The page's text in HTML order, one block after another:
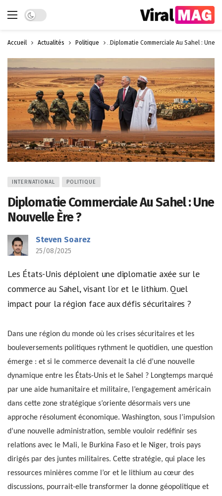
Dark mode
Accueil Actualités Politique Diplomatie Commerciale Au Sahel : Une
INTERNATIONAL POLITIQUE
Diplomatie Commerciale Au Sahel : Une
Nouvelle Ère ?
Steven Soarez
25/08/2025
Les États-Unis déploient une diplomatie axée sur le
commerce au Sahel, visant l’or et le lithium. Quel
impact pour la région face aux défis sécuritaires ?
Dans une région du monde où les crises sécuritaires et les
bouleversements politiques rythment le quotidien, une question
émerge : et si le commerce devenait la clé d’une nouvelle
dynamique entre les États-Unis et le Sahel ? Longtemps marqué
par une aide humanitaire et militaire, l’engagement américain
dans cette zone stratégique s’oriente désormais vers une
approche résolument économique. Washington, sous l’impulsion
d’une nouvelle administration, semble vouloir redéfinir ses
relations avec le Mali, le Burkina Faso et le Niger, trois pays
dirigés par des juntes militaires. Cette stratégie, qui place les
ressources minières comme l’or et le lithium au cœur des
discussions, pourrait-elle transformer la donne géopolitique et